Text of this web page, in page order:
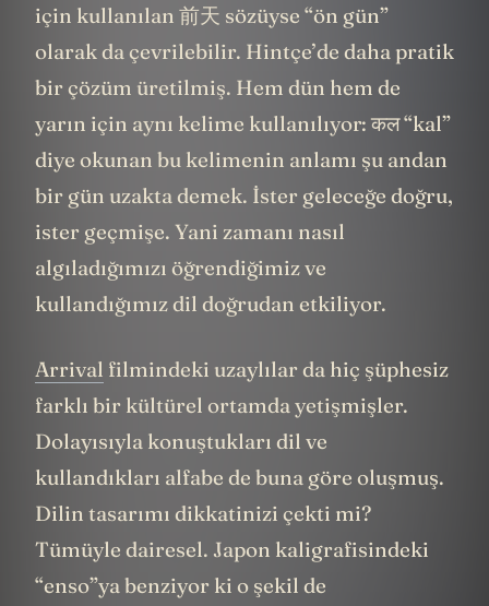
için kullanılan 前天 sözüyse “ön gün”
olarak da çevrilebilir. Hintçe’de daha pratik
bir çözüm üretilmiş. Hem dün hem de
yarın için aynı kelime kullanılıyor: कल “kal”
diye okunan bu kelimenin anlamı şu andan
bir gün uzakta demek. İster geleceğe doğru,
ister geçmişe. Yani zamanı nasıl
algıladığımızı öğrendiğimiz ve
kullandığımız dil doğrudan etkiliyor.
Arrival filmindeki uzaylılar da hiç şüphesiz
farklı bir kültürel ortamda yetişmişler.
Dolayısıyla konuştukları dil ve
kullandıkları alfabe de buna göre oluşmuş.
Dilin tasarımı dikkatinizi çekti mi?
Tümüyle dairesel. Japon kaligrafisindeki
“enso”ya benziyor ki o şekil de